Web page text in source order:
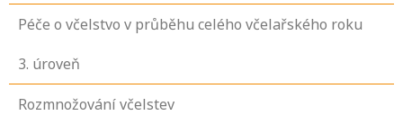
Péče o včelstvo v průběhu celého včelařského roku
3. úroveň
Rozmnožování včelstev